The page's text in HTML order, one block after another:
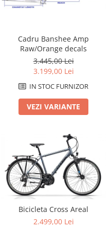
Cadru Banshee Amp
Raw/Orange decals
3.445,00 Lei
3.199,00 Lei
IN STOC FURNIZOR
VEZI VARIANTE
Bicicleta Cross Areal
2.499,00 Lei